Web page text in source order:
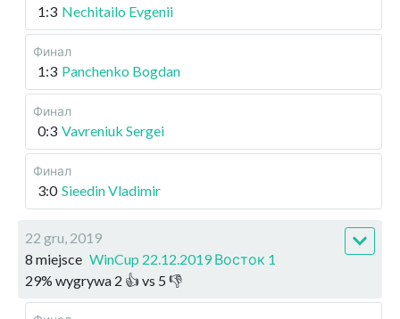
1:3 Nechitailo Evgenii
Финал
1:3 Panchenko Bogdan
Финал
0:3 Vavreniuk Sergei
Финал
3:0 Sieedin Vladimir
22 gru, 2019
8 miejsce WinCup 22.12.2019 Восток 1
29% wygrywa 2 👍 vs 5 👎